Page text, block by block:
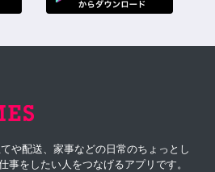
や配送、家事などの日常のちょっとし
事をしたい人をつなげるアプリです。